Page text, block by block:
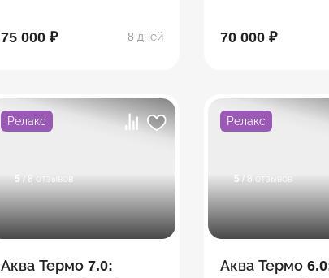
Сахрайские
75 000 ₽ 8 дней
эко-ферма,
70 000 ₽
Релакс
5 / 8 отзывов
Аква Термо 7.0:
Релакс
5 / 8 отзывов
Аква Термо